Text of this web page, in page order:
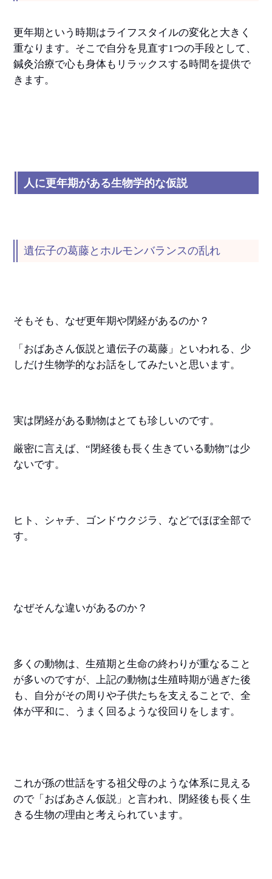
更年期という時期はライフスタイルの変化と大きく
重なります。そこで自分を見直す1つの手段として、
鍼灸治療で心も身体もリラックスする時間を提供で
きます。
人に更年期がある生物学的な仮説
遺伝子の葛藤とホルモンバランスの乱れ
そもそも、なぜ更年期や閉経があるのか？
「おばあさん仮説と遺伝子の葛藤」といわれる、少
しだけ生物学的なお話をしてみたいと思います。
実は閉経がある動物はとても珍しいのです。
厳密に言えば、“閉経後も長く生きている動物”は少
ないです。
ヒト、シャチ、ゴンドウクジラ、などでほぼ全部で
す。
なぜそんな違いがあるのか？
多くの動物は、生殖期と生命の終わりが重なること
が多いのですが、上記の動物は生殖時期が過ぎた後
も、自分がその周りや子供たちを支えることで、全
体が平和に、うまく回るような役回りをします。
これが孫の世話をする祖父母のような体系に見える
ので「おばあさん仮説」と言われ、閉経後も長く生
きる生物の理由と考えられています。